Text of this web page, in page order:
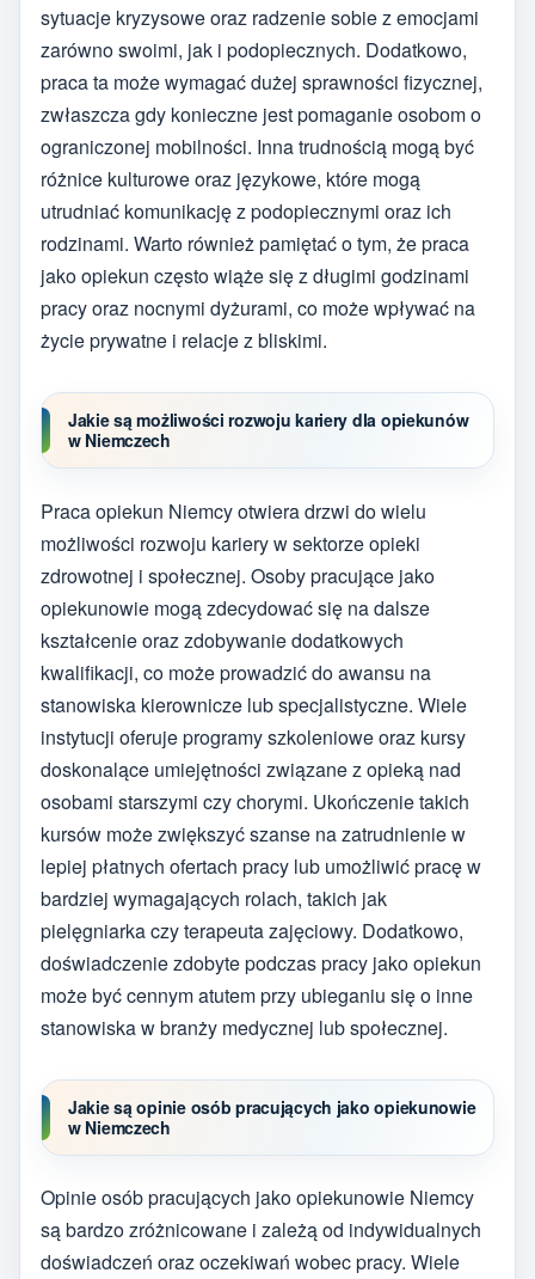
sytuacje kryzysowe oraz radzenie sobie z emocjami
zarówno swoimi, jak i podopiecznych. Dodatkowo,
praca ta może wymagać dużej sprawności fizycznej,
zwłaszcza gdy konieczne jest pomaganie osobom o
ograniczonej mobilności. Inna trudnością mogą być
różnice kulturowe oraz językowe, które mogą
utrudniać komunikację z podopiecznymi oraz ich
rodzinami. Warto również pamiętać o tym, że praca
jako opiekun często wiąże się z długimi godzinami
pracy oraz nocnymi dyżurami, co może wpływać na
życie prywatne i relacje z bliskimi.
Jakie są możliwości rozwoju kariery dla opiekunów
w Niemczech
Praca opiekun Niemcy otwiera drzwi do wielu
możliwości rozwoju kariery w sektorze opieki
zdrowotnej i społecznej. Osoby pracujące jako
opiekunowie mogą zdecydować się na dalsze
kształcenie oraz zdobywanie dodatkowych
kwalifikacji, co może prowadzić do awansu na
stanowiska kierownicze lub specjalistyczne. Wiele
instytucji oferuje programy szkoleniowe oraz kursy
doskonalące umiejętności związane z opieką nad
osobami starszymi czy chorymi. Ukończenie takich
kursów może zwiększyć szanse na zatrudnienie w
lepiej płatnych ofertach pracy lub umożliwić pracę w
bardziej wymagających rolach, takich jak
pielęgniarka czy terapeuta zajęciowy. Dodatkowo,
doświadczenie zdobyte podczas pracy jako opiekun
może być cennym atutem przy ubieganiu się o inne
stanowiska w branży medycznej lub społecznej.
Jakie są opinie osób pracujących jako opiekunowie
w Niemczech
Opinie osób pracujących jako opiekunowie Niemcy
są bardzo zróżnicowane i zależą od indywidualnych
doświadczeń oraz oczekiwań wobec pracy. Wiele